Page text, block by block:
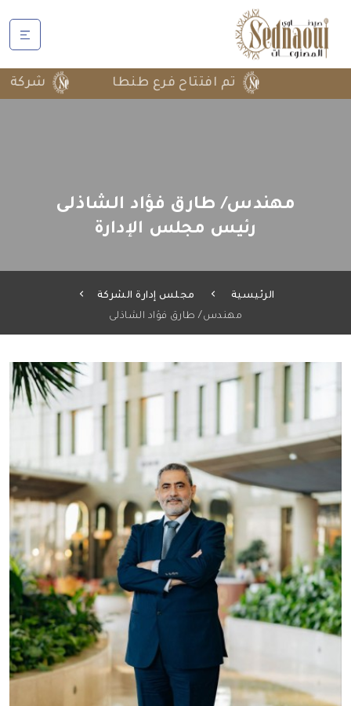
شركة تم افتتاح فرع طنطا
مهندس/ طارق فؤاد الشاذلى
رئيس مجلس الإدارة
الرئيسية
مجلس إدارة الشركة
مهندس/ طارق فؤاد الشاذلى